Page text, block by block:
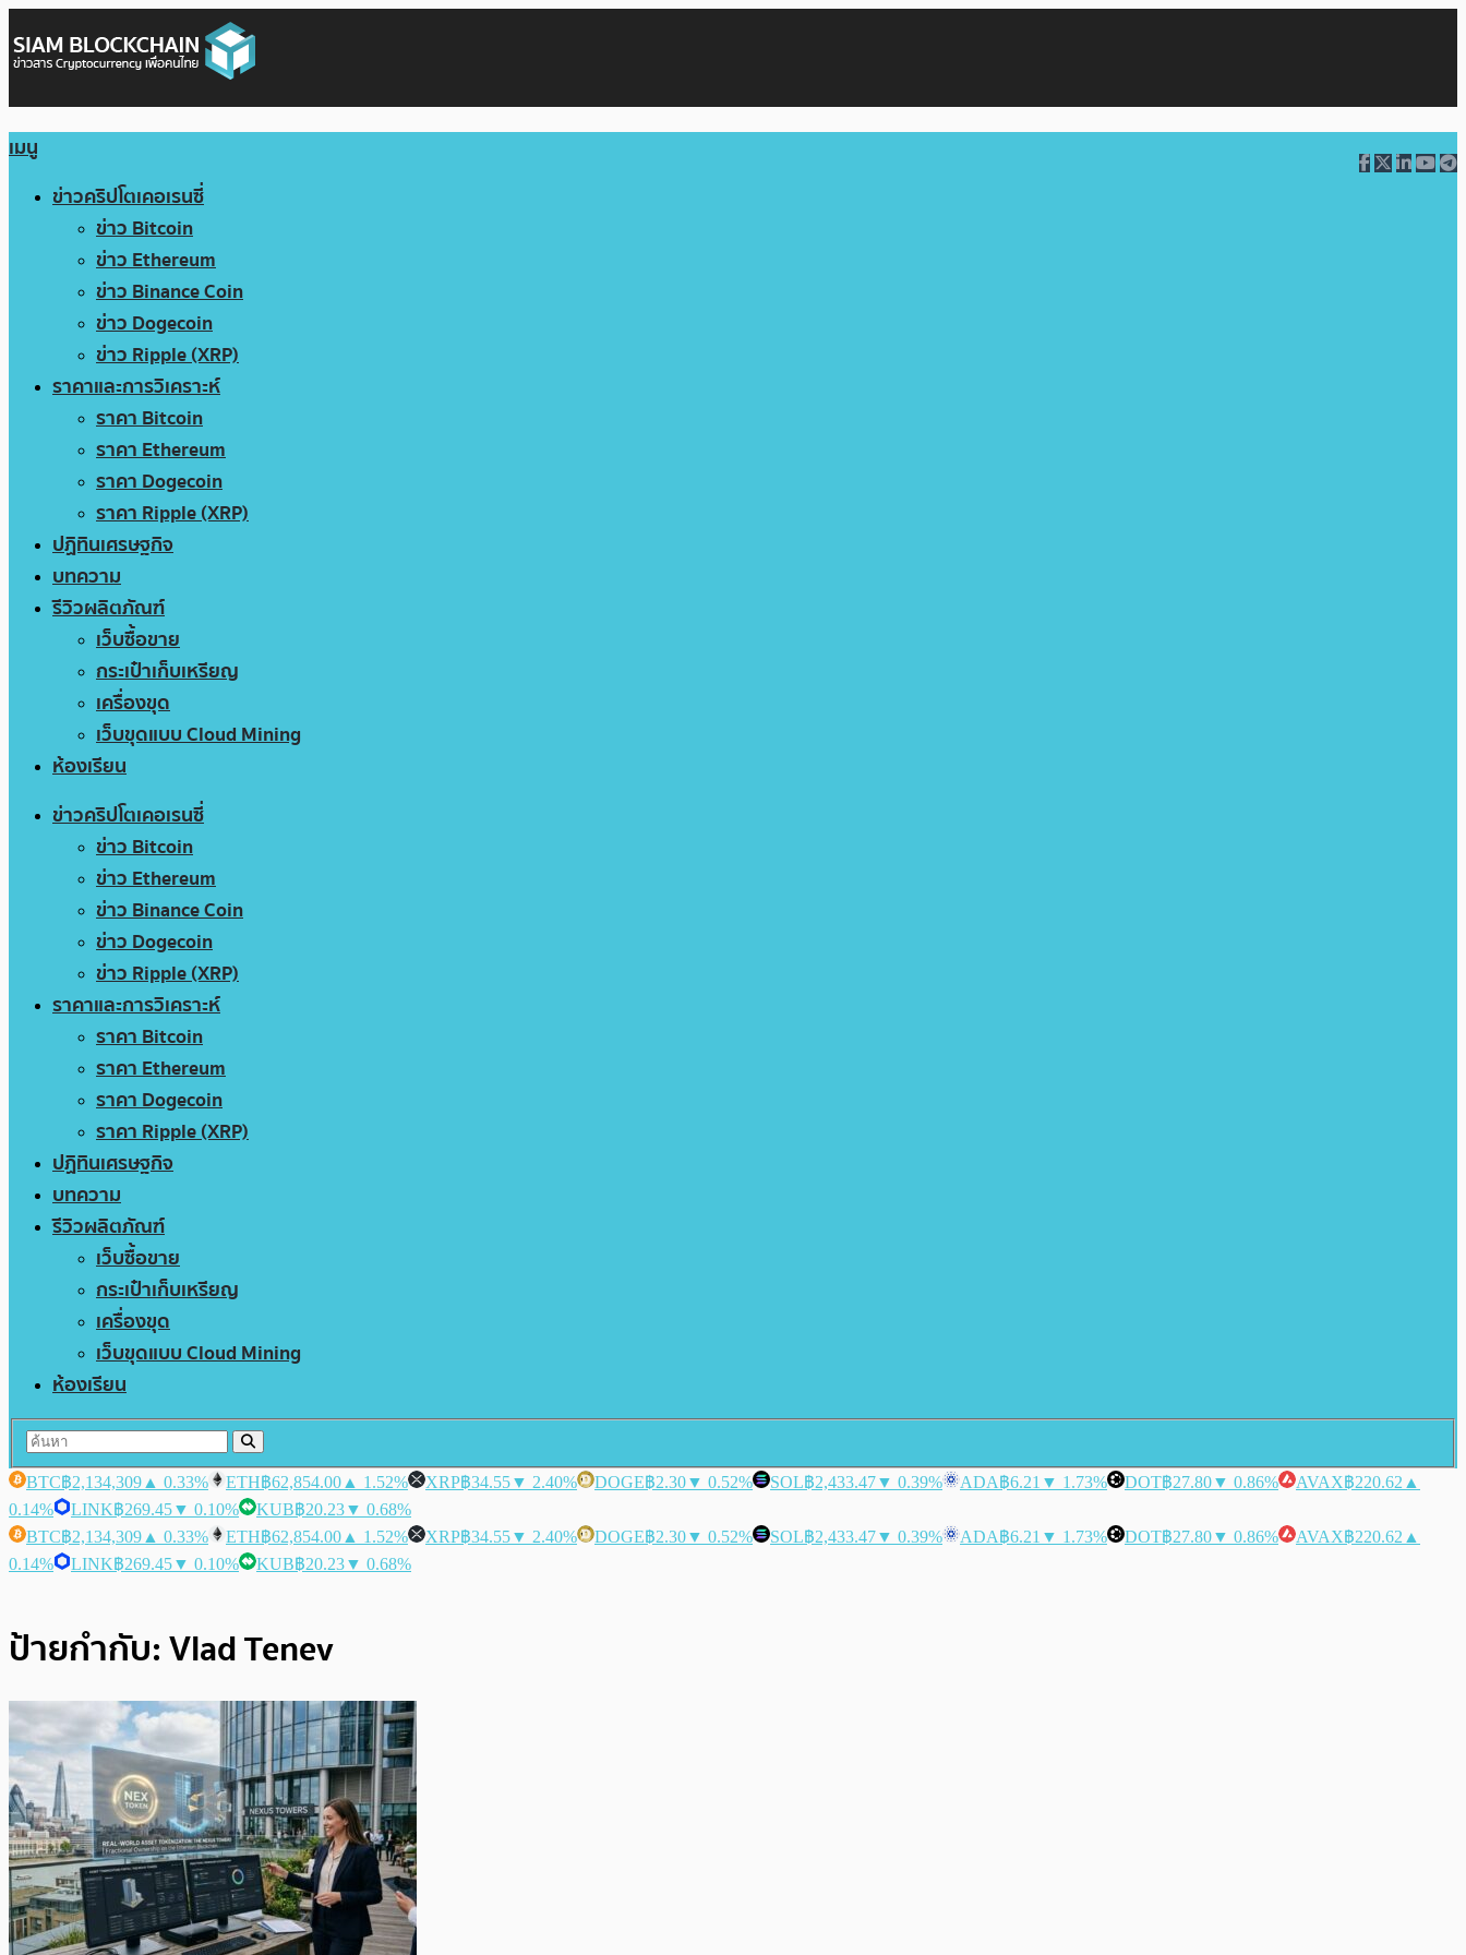
เมนู
ข่าวคริปโตเคอเรนซี่
ข่าว Bitcoin
ข่าว Ethereum
ข่าว Binance Coin
ข่าว Dogecoin
ข่าว Ripple (XRP)
ราคาและการวิเคราะห์
ราคา Bitcoin
ราคา Ethereum
ราคา Dogecoin
ราคา Ripple (XRP)
ปฏิทินเศรษฐกิจ
บทความ
รีวิวผลิตภัณฑ์
เว็บซื้อขาย
กระเป๋าเก็บเหรียญ
เครื่องขุด
เว็บขุดแบบ Cloud Mining
ห้องเรียน
ข่าวคริปโตเคอเรนซี่
ข่าว Bitcoin
ข่าว Ethereum
ข่าว Binance Coin
ข่าว Dogecoin
ข่าว Ripple (XRP)
ราคาและการวิเคราะห์
ราคา Bitcoin
ราคา Ethereum
ราคา Dogecoin
ราคา Ripple (XRP)
ปฏิทินเศรษฐกิจ
บทความ
รีวิวผลิตภัณฑ์
เว็บซื้อขาย
กระเป๋าเก็บเหรียญ
เครื่องขุด
เว็บขุดแบบ Cloud Mining
ห้องเรียน
BTC฿2,134,309 ▲ 0.33% ETH฿62,854.00 ▲ 1.52% XRP฿34.55▼ 2.40% DOGE฿2.30▼ 0.52% SOL฿2,433.47▼ 0.39% ADA฿6.21 ▼ 1.73% DOT฿27.80▼ 0.86% AVAX฿220.62 ▲
0.14%
LINK฿269.45▼ 0.10% KUB฿20.23▼ 0.68%
BTC฿2,134,309 ▲ 0.33% ETH฿62,854.00 ▲ 1.52% XRP฿34.55▼ 2.40% DOGE฿2.30▼ 0.52% SOL฿2,433.47▼ 0.39% ADA฿6.21 ▼ 1.73% DOT฿27.80▼ 0.86% AVAX฿220.62 ▲
0.14%
LINK฿269.45▼ 0.10% KUB฿20.23▼ 0.68%
ป้ายกำกับ:Vlad Tenev